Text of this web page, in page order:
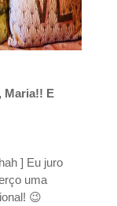
Maria!! E
] Eu juro
uma
😉